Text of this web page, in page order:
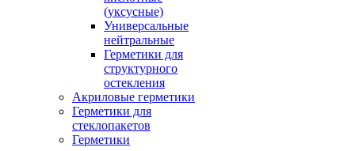
(уксусные)
Универсальные
нейтральные
Герметики для
структурного
остекления
Акриловые герметики
Герметики для
стеклопакетов
Герметики